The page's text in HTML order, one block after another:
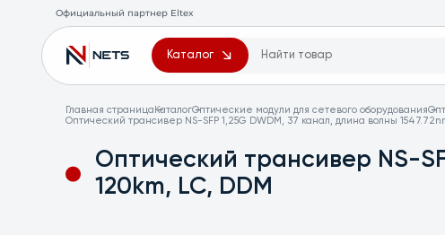
Официальный партнер Eltex
Каталог
Главная страницаКаталогОптические модули для сетевого оборудования
Оптический трансивер NS-SFP 1,25G DWDM, 37 канал, длина волны
Оптический трансивер NS-
120km, LC, DDM